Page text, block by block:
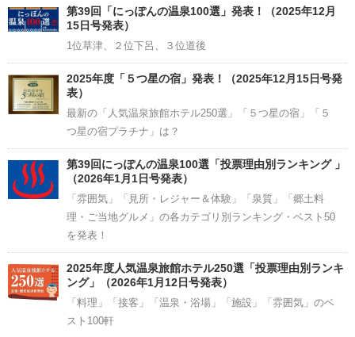
Channel
第39回「にっぽんの温泉100選」発表！（2025年12月
15日号発表）
1位草津、２位下呂、３位道後
2025年度「５つ星の宿」発表！（2025年12月15日号発
表）
最新の「人気温泉旅館ホテル250選」「５つ星の宿」「５
つ星の宿プラチナ」は？
第39回にっぽんの温泉100選「投票理由別ランキング 」
（2026年1月1日号発表）
「雰囲気」「見所・レジャー＆体験」「泉質」「郷土料
理・ご当地グルメ」の各カテゴリ別ランキング・ベスト50
を発表！
2025年度人気温泉旅館ホテル250選「投票理由別ランキ
ング」（2026年1月12日号発表）
「料理」「接客」「温泉・浴場」「施設」「雰囲気」のベ
スト100軒